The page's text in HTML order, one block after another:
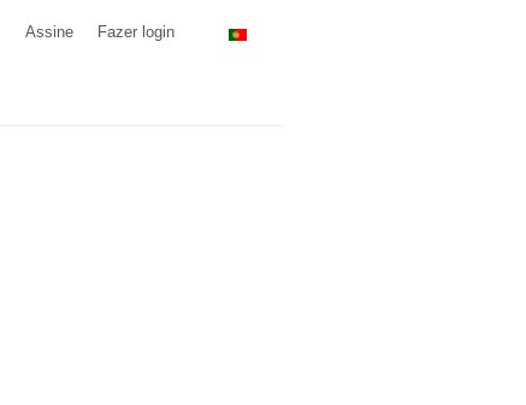
Assine Fazer login